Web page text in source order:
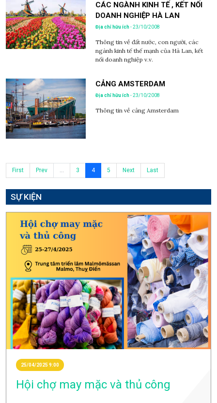
CÁC NGÀNH KINH TẾ , KẾT NỐI
DOANH NGHIỆP HÀ LAN
Địa chỉ hữu ích- 23/10/2008
Thông tin về đất nước, con người, các
ngành kinh tế thế mạnh của Hà Lan, kết
nối doanh nghiệp v.v.
CẢNG AMSTERDAM
Địa chỉ hữu ích- 23/10/2008
Thông tin về cảng Amsterdam
First Prev ... 3 4 5 Next Last
SỰ KIỆN
25/04/2025 9:00
Hội chợ may mặc và thủ công